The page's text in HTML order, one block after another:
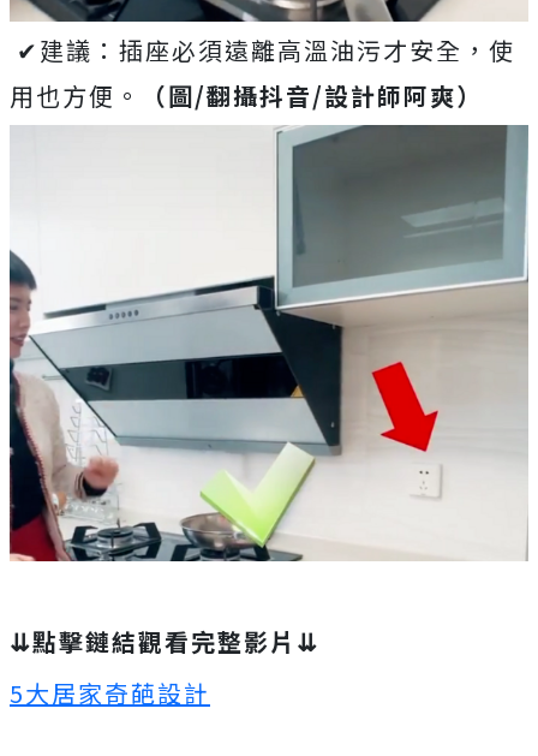
✔建議：插座必須遠離高溫油污才安全，使
用也方便。
（圖/翻攝抖音/設計師阿爽）
⇊點擊鏈結觀看完整影片⇊
5大居家奇葩設計